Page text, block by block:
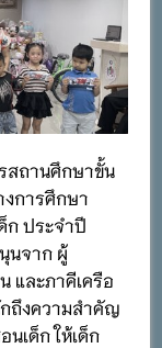
รรษา
สร้างวินัยและ
ถานศึกษาขั้น
การศึกษา
ก ประจำปี
นจาก ผู้
และภาคีเครือ
กถึงความสำคัญ
เด็ก ให้เด็ก